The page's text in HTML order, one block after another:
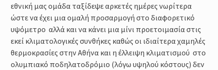
εθνική μας ομάδα ταξίδεψε αρκετές ημέρες νωρίτερα
ώστε να έχει μια ομαλή προσαρμογή στο διαφορετικό
υψόμετρο αλλά και να κάνει μια μίνι προετοιμασία στις
εκεί κλιματολογικές συνθήκες καθώς οι ιδιαίτερα χαμηλές
θερμοκρασίες στην Αθήνα και η έλλειψη κλιματισμού στο
ολυμπιακό ποδηλατοδρόμιο (λόγω υψηλού κόστους) δεν